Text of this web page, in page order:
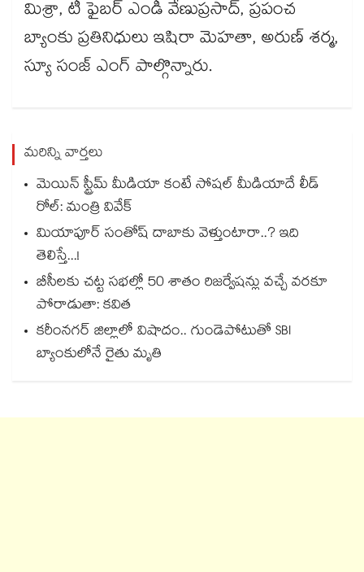
మిశ్రా, టీ ఫైబర్​ ఎండీ వేణుప్రసాద్, ప్రపంచ
బ్యాంకు ప్రతినిధులు ఇషిరా మెహతా, అరుణ్ శర్మ,
స్యూ సంజ్ ఎంగ్​ పాల్గొన్నారు.
మరిన్ని వార్తలు
మెయిన్ స్ట్రీమ్ మీడియా కంటే సోషల్ మీడియాదే లీడ్
రోల్: మంత్రి వివేక్
మియాపూర్ సంతోష్ దాబాకు వెళ్తుంటారా..? ఇది
తెలిస్తే...!
బీసీలకు చట్ట సభల్లో 50 శాతం రిజర్వేషన్లు వచ్చే వరకూ
పోరాడుతా: కవిత
కరీంనగర్ జిల్లాలో విషాదం.. గుండెపోటుతో SBI
బ్యాంకులోనే రైతు మృతి